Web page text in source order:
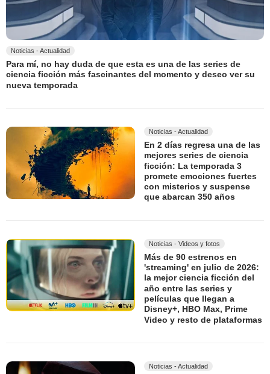
Noticias - Actualidad
Para mí, no hay duda de que esta es una de las series de
ciencia ficción más fascinantes del momento y deseo ver su
nueva temporada
Noticias - Actualidad
En 2 días regresa una de las
mejores series de ciencia
ficción: La temporada 3
promete emociones fuertes
con misterios y suspense
que abarcan 350 años
Noticias - Videos y fotos
Más de 90 estrenos en
'streaming' en julio de 2026:
la mejor ciencia ficción del
año entre las series y
películas que llegan a
Disney+, HBO Max, Prime
Video y resto de plataformas
Noticias - Actualidad